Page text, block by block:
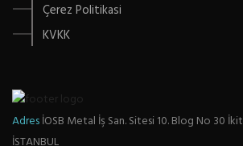
Çerez Politikasi
KVKK
AdresİOSB Metal İş San. Sitesi 10. Blog No 30
İSTANBUL